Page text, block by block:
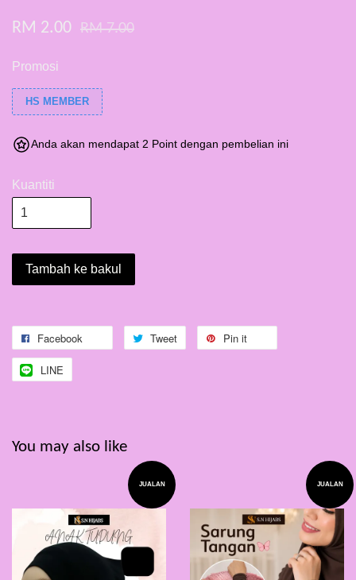
RM 2.00 RM 7.00
Promosi
HS MEMBER
Anda akan mendapat 2 Point dengan pembelian ini
Kuantiti
Tambah ke bakul
Facebook Tweet Pin it
LINE
You may also like
JUALAN JUALAN